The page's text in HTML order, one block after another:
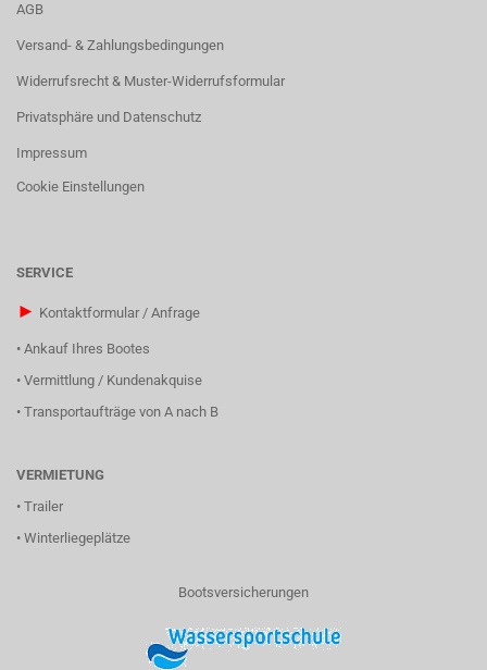
AGB
Versand- & Zahlungsbedingungen
Widerrufsrecht & Muster-Widerrufsformular
Privatsphäre und Datenschutz
Impressum
Cookie Einstellungen
SERVICE
► Kontaktformular / Anfrage
• Ankauf Ihres Bootes
• Vermittlung / Kundenakquise
• Transportaufträge von A nach B
VERMIETUNG
• Trailer
• Winterliegeplätze
Bootsversicherungen